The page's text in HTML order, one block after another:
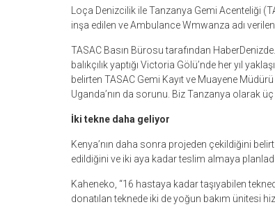
Loça Denizcilik ile Tanzanya Gemi Acenteliği
inşa edilen ve Ambulance Wmwanza adı
TASAC Basın Bürosu tarafından
balıkçılık yaptığı Victoria Gölü’nde her yıl
belirten TASAC Gemi Kayıt ve Muayene
Uganda’nın da sorunu. Biz Tanzanya olarak
İki tekne daha geliyor
Kenya’nın daha sonra projeden çekildiğini
edildiğini ve iki aya kadar teslim almaya
Kaheneko, “16 hastaya kadar taşıyabilen
donatılan teknede iki de yoğun bakım ünitesi